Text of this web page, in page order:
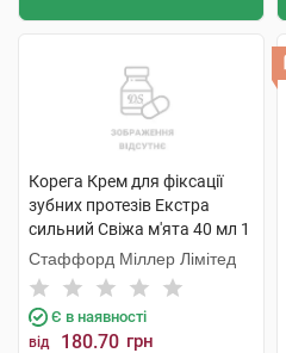
Корега Крем для фіксації
зубних протезів Екстра
сильний Свіжа м'ята 40 мл 1
туба
Стаффорд Міллер Лімітед
Є в наявності
від 180.70 грн